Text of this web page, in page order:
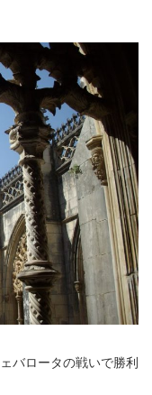
バロータの戦いで勝利